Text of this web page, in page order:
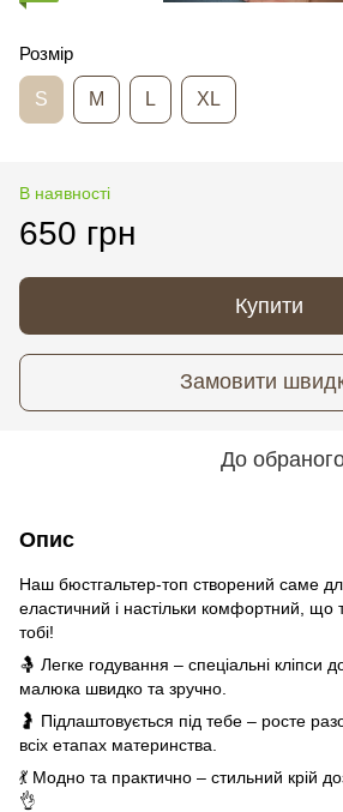
Розмір
S M L XL
В наявності
650 грн
Купити
Замовити
До
Опис
Наш бюстгальтер-топ створений саме
еластичний і настільки комфортний, що
тобі!
🤱 Легке годування – спеціальні кліпси
малюка швидко та зручно.
🤰 Підлаштовується під тебе – росте
всіх етапах материнства.
💃 Модно та практично – стильний крій
👌